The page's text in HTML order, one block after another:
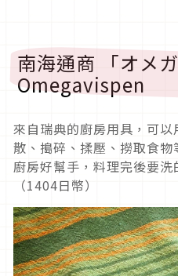
南海通商 「オメ
Omegavispen
來自瑞典的廚房用具，可
散、搗碎、揉壓、撈取食
廚房好幫手，料理完後要洗
（1404日幣）